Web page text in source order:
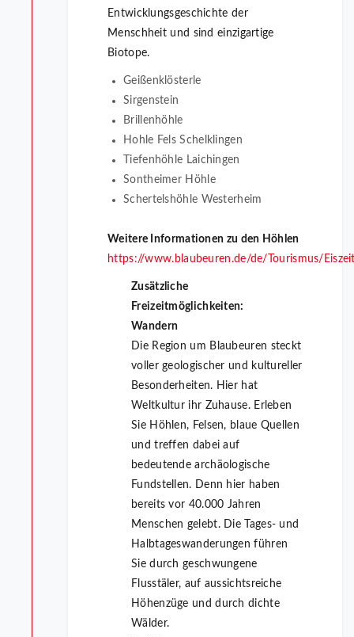
Entwicklungsgeschichte der
Menschheit und sind einzigartige
Biotope.
Geißenklösterle
Sirgenstein
Brillenhöhle
Hohle Fels Schelklingen
Tiefenhöhle Laichingen
Sontheimer Höhle
Schertelshöhle Westerheim
Weitere Informationen zu den Höhlen
https://www.blaubeuren.de/de/Tourismus/
Zusätzliche
Freizeitmöglichkeiten:
Wandern
Die Region um Blaubeuren steckt
voller geologischer und kultureller
Besonderheiten. Hier hat
Weltkultur ihr Zuhause. Erleben
Sie Höhlen, Felsen, blaue Quellen
und treffen dabei auf
bedeutende archäologische
Fundstellen. Denn hier haben
bereits vor 40.000 Jahren
Menschen gelebt. Die Tages- und
Halbtageswanderungen führen
Sie durch geschwungene
Flusstäler, auf aussichtsreiche
Höhenzüge und durch dichte
Wälder.